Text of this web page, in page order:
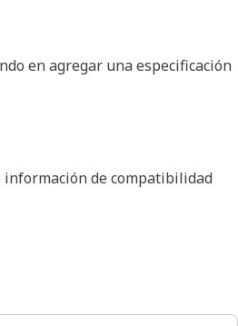
en agregar una especificación
de compatibilidad